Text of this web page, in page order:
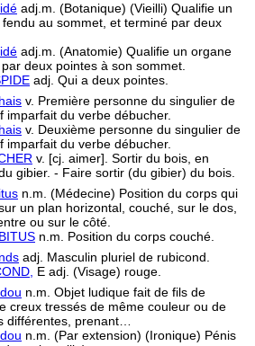
adj.m. (Botanique) (Vieilli) Qualifie un
au sommet, et terminé par deux
adj.m. (Anatomie) Qualifie un organe
deux pointes à son sommet.
adj. Qui a deux pointes.
v. Première personne du singulier de
imparfait du verbe débucher.
v. Deuxième personne du singulier de
imparfait du verbe débucher.
v. [cj. aimer]. Sortir du bois, en
gibier. - Faire sortir (du gibier) du bois.
n.m. (Médecine) Position du corps qui
un plan horizontal, couché, sur le dos,
ou sur le côté.
n.m. Position du corps couché.
adj. Masculin pluriel de rubicond.
E adj. (Visage) rouge.
n.m. Objet ludique fait de fils de
creux tressés de même couleur ou de
différentes, prenant…
n.m. (Par extension) (Ironique) Pénis